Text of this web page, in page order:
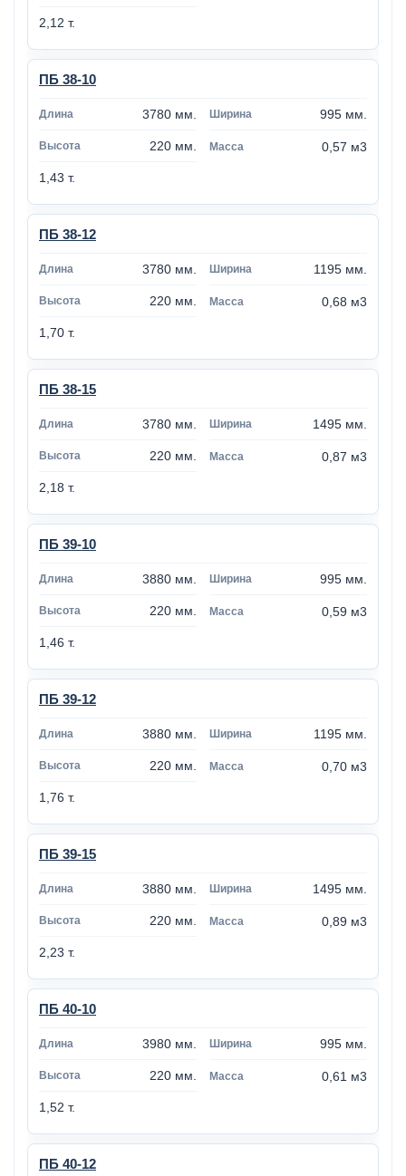
2,12 т.
ПБ 38-10
3780 мм. 995 мм.
220 мм. 0,57 м3
1,43 т.
ПБ 38-12
3780 мм. 1195 мм.
220 мм. 0,68 м3
1,70 т.
ПБ 38-15
3780 мм. 1495 мм.
220 мм. 0,87 м3
2,18 т.
ПБ 39-10
3880 мм. 995 мм.
220 мм. 0,59 м3
1,46 т.
ПБ 39-12
3880 мм. 1195 мм.
220 мм. 0,70 м3
1,76 т.
ПБ 39-15
3880 мм. 1495 мм.
220 мм. 0,89 м3
2,23 т.
ПБ 40-10
3980 мм. 995 мм.
220 мм. 0,61 м3
1,52 т.
ПБ 40-12